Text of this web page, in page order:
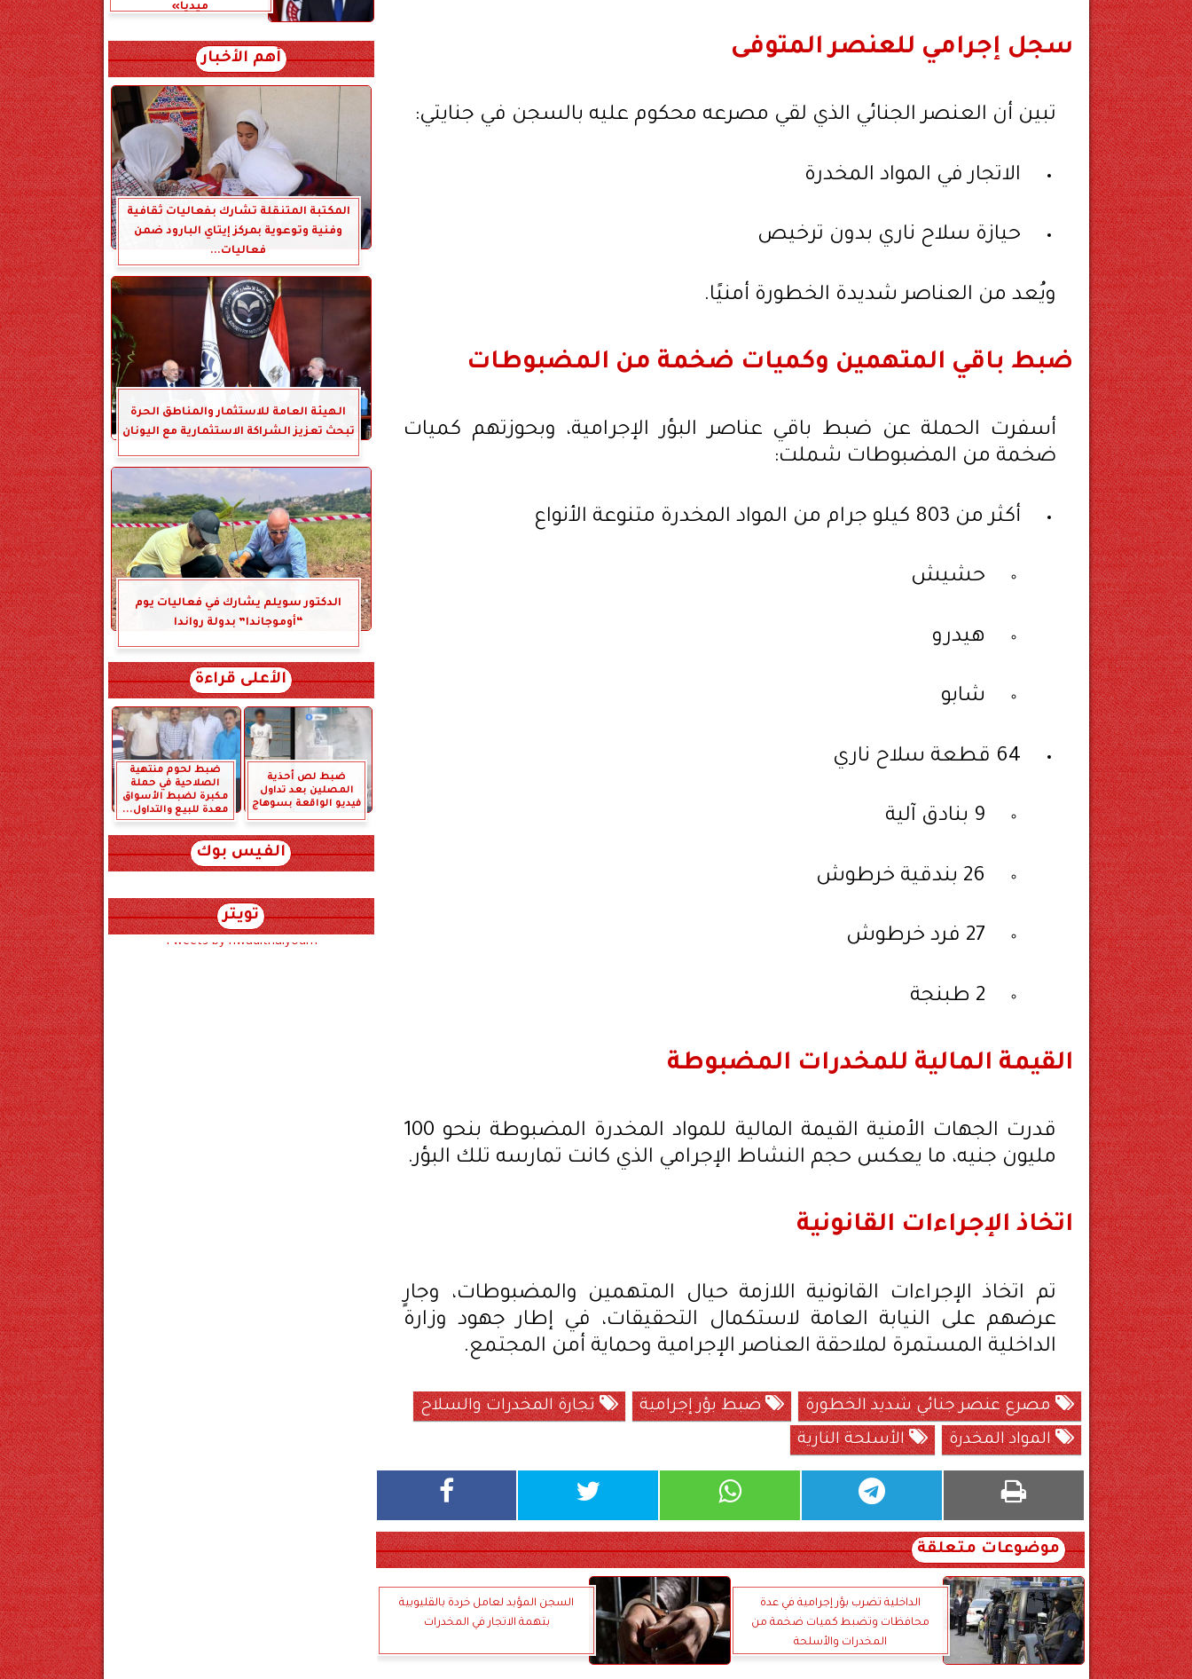
سجل إجرامي للعنصر المتوفى
تبين أن العنصر الجنائي الذي لقي مصرعه محكوم عليه بالسجن في جنايتي:
الاتجار في المواد المخدرة
حيازة سلاح ناري بدون ترخيص
ويُعد من العناصر شديدة الخطورة أمنيًا.
ضبط باقي المتهمين وكميات ضخمة من المضبوطات
أسفرت الحملة عن ضبط باقي عناصر البؤر الإجرامية، وبحوزتهم كميات
ضخمة من المضبوطات شملت:
أكثر من 803 كيلو جرام من المواد المخدرة متنوعة الأنواع
حشيش
هيدرو
شابو
64 قطعة سلاح ناري
9 بنادق آلية
26 بندقية خرطوش
27 فرد خرطوش
2 طبنجة
القيمة المالية للمخدرات المضبوطة
قدرت الجهات الأمنية القيمة المالية للمواد المخدرة المضبوطة بنحو 100
مليون جنيه، ما يعكس حجم النشاط الإجرامي الذي كانت تمارسه تلك البؤر.
اتخاذ الإجراءات القانونية
تم اتخاذ الإجراءات القانونية اللازمة حيال المتهمين والمضبوطات، وجارٍ
عرضهم على النيابة العامة لاستكمال التحقيقات، في إطار جهود وزارة
الداخلية المستمرة لملاحقة العناصر الإجرامية وحماية أمن المجتمع.
مصرع عنصر جنائي شديد الخطورة ضبط بؤر إجرامية
تجارة المخدرات والسلاح
المواد المخدرة
الأسلحة النارية
موضوعات متعلقة
الداخلية تضرب بؤر إجرامية في عدة
محافظات وتضبط كميات ضخمة من
المخدرات والأسلحة
السجن المؤبد لعامل خردة بالقليوبية
بتهمة الاتجار في المخدرات
ميديا»
أهم الأخبار
المكتبة المتنقلة تشارك بفعاليات ثقافية
وفنية وتوعوية بمركز إيتاي البارود ضمن
فعاليات...
الهيئة العامة للاستثمار والمناطق الحرة
تبحث تعزيز الشراكة الاستثمارية مع اليونان
الدكتور سويلم يشارك في فعاليات يوم
“أوموجاندا” بدولة رواندا
الأعلى قراءة
ضبط لص أحذية
المصلين بعد تداول
فيديو الواقعة بسوهاج
ضبط لحوم منتهية
الصلاحية في حملة
مكبرة لضبط الأسواق
معدة للبيع والتداول...
الفيس بوك
تويتر
Tweets by hwadithalyoum